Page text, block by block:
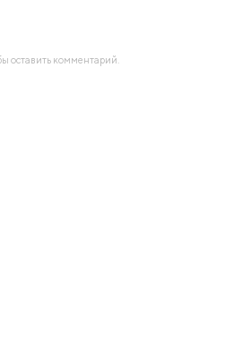
оставить комментарий.